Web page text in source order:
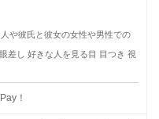
や彼氏と彼女の女性や男性での
差し 好きな人を見る目 目つき 視
！